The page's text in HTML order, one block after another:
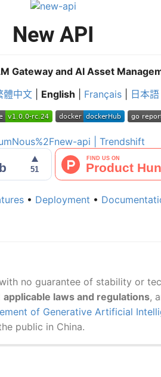
New API
Gateway and AI Asset
體中文 English Français 日本語
• Deployment •
no guarantee of stability or
applicable laws and regulations,
of Generative Artificial
public in China.